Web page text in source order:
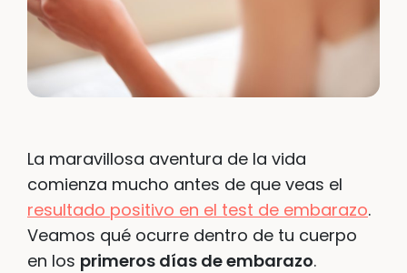
La maravillosa aventura de la vida
comienza mucho antes de que veas el
resultado positivo en el test de embarazo.
Veamos qué ocurre dentro de tu cuerpo
en los primeros días de embarazo.